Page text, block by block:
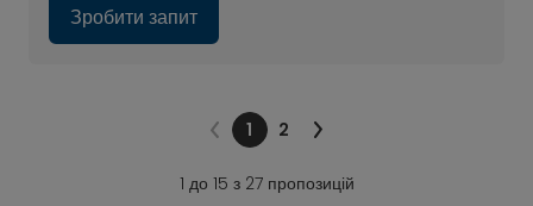
Зробити запит
1 2
1 до 15 з 27 пропозицій